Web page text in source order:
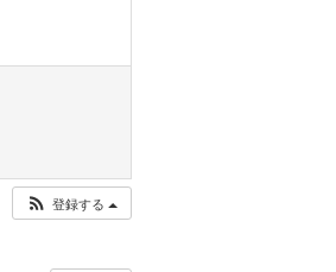
登録する